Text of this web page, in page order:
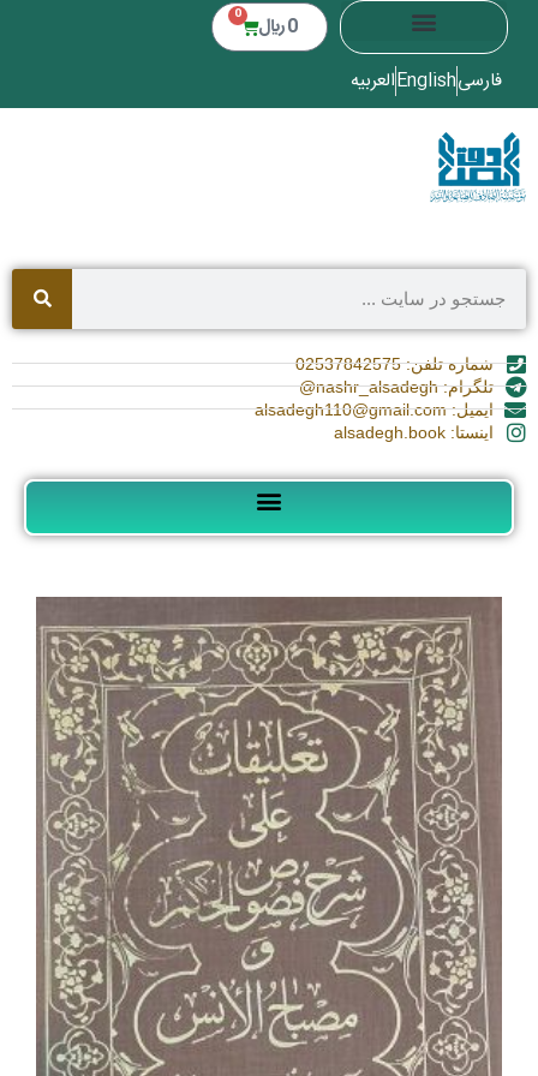
0 ﷼ 0
فارسیEnglishالعربیه
شماره تلفن: 02537842575
تلگرام: nashr_alsadegh@
ایمیل: alsadegh110@gmail.com
اینستا: alsadegh.book